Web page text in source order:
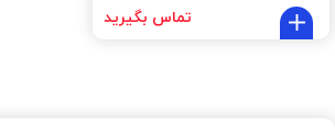
تماس بگیرید